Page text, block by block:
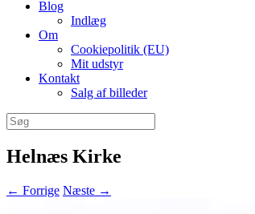
Blog
Indlæg
Om
Cookiepolitik (EU)
Mit udstyr
Kontakt
Salg af billeder
Søg
efter:
Helnæs Kirke
← Forrige Næste →